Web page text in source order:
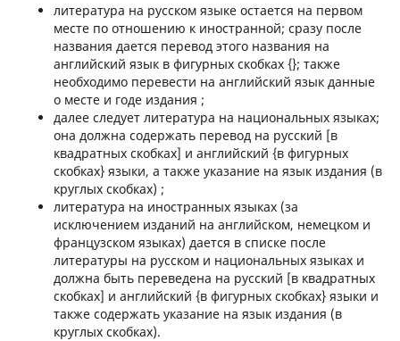
литература на русском языке остается на первом
месте по отношению к иностранной; сразу после
названия дается перевод этого названия на
английский язык в фигурных скобках {}; также
необходимо перевести на английский язык данные
о месте и годе издания ;
далее следует литература на национальных языках;
она должна содержать перевод на русский [в
квадратных скобках] и английский {в фигурных
скобках} языки, а также указание на язык издания (в
круглых скобках) ;
литература на иностранных языках (за
исключением изданий на английском, немецком и
французском языках) дается в списке после
литературы на русском и национальных языках и
должна быть переведена на русский [в квадратных
скобках] и английский {в фигурных скобках} языки и
также содержать указание на язык издания (в
круглых скобках).